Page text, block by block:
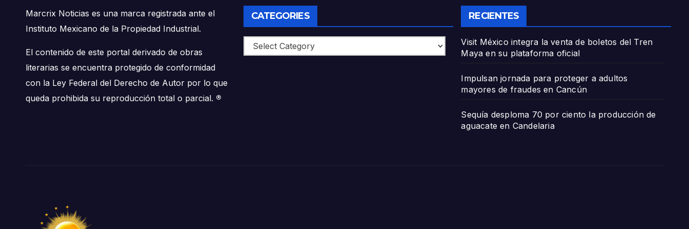
Marcrix Noticias es una marca registrada ante el
Instituto Mexicano de la Propiedad Industrial.
El contenido de este portal derivado de obras
literarias se encuentra protegido de conformidad
con la Ley Federal del Derecho de Autor por lo que
queda prohibida su reproducción total o parcial. ®
CATEGORIES
Categories
RECIENTES
Visit México integra la venta de boletos del Tren
Maya en su plataforma oficial
Impulsan jornada para proteger a adultos
mayores de fraudes en Cancún
Sequía desploma 70 por ciento la producción de
aguacate en Candelaria